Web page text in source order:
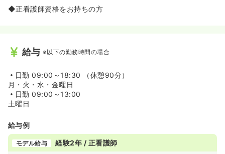
◆正看護師資格をお持ちの方
給与 ※以下の勤務時間の場合
日勤 09:00～18:30 （休憩90分）
月・火・水・金曜日
日勤 09:00～13:00
土曜日
給与例
モデル給与 経験2年 / 正看護師